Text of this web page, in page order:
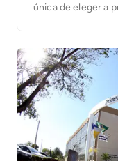
única de eleger a